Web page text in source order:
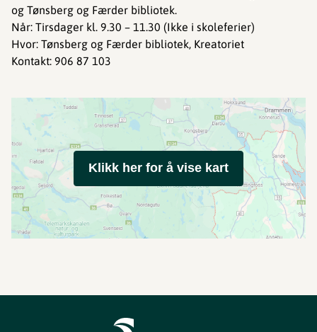
og Tønsberg og Færder bibliotek.
Når: Tirsdager kl. 9.30 – 11.30 (Ikke i skoleferier)
Hvor: Tønsberg og Færder bibliotek, Kreatoriet
Kontakt: 906 87 103
Klikk her for å vise kart